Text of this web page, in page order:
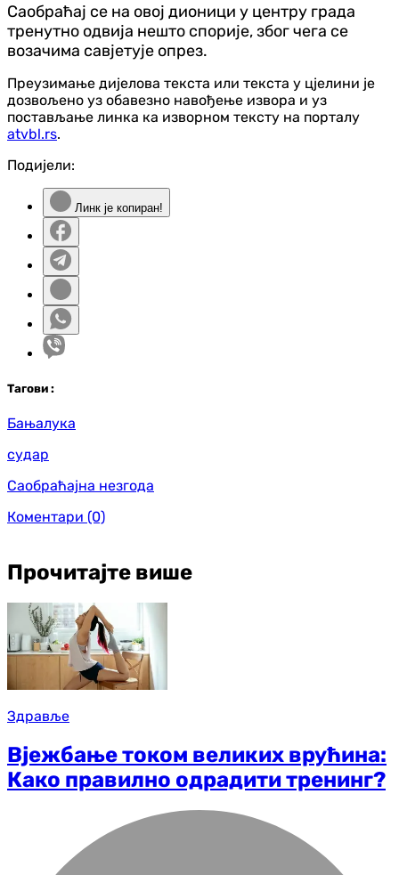
Саобраћај се на овој дионици у центру града
тренутно одвија нешто спорије, због чега се
возачима савјетује опрез.
Преузимање дијелова текста или текста у цјелини је
дозвољено уз обавезно навођење извора и уз
постављање линка ка изворном тексту на порталу
atvbl.rs.
Подијели:
Линк је копиран!
Тагови :
Бањалука
судар
Саобраћајна незгода
Коментари (0)
Прочитајте више
Здравље
Вјежбање током великих врућина:
Како правилно одрадити тренинг?